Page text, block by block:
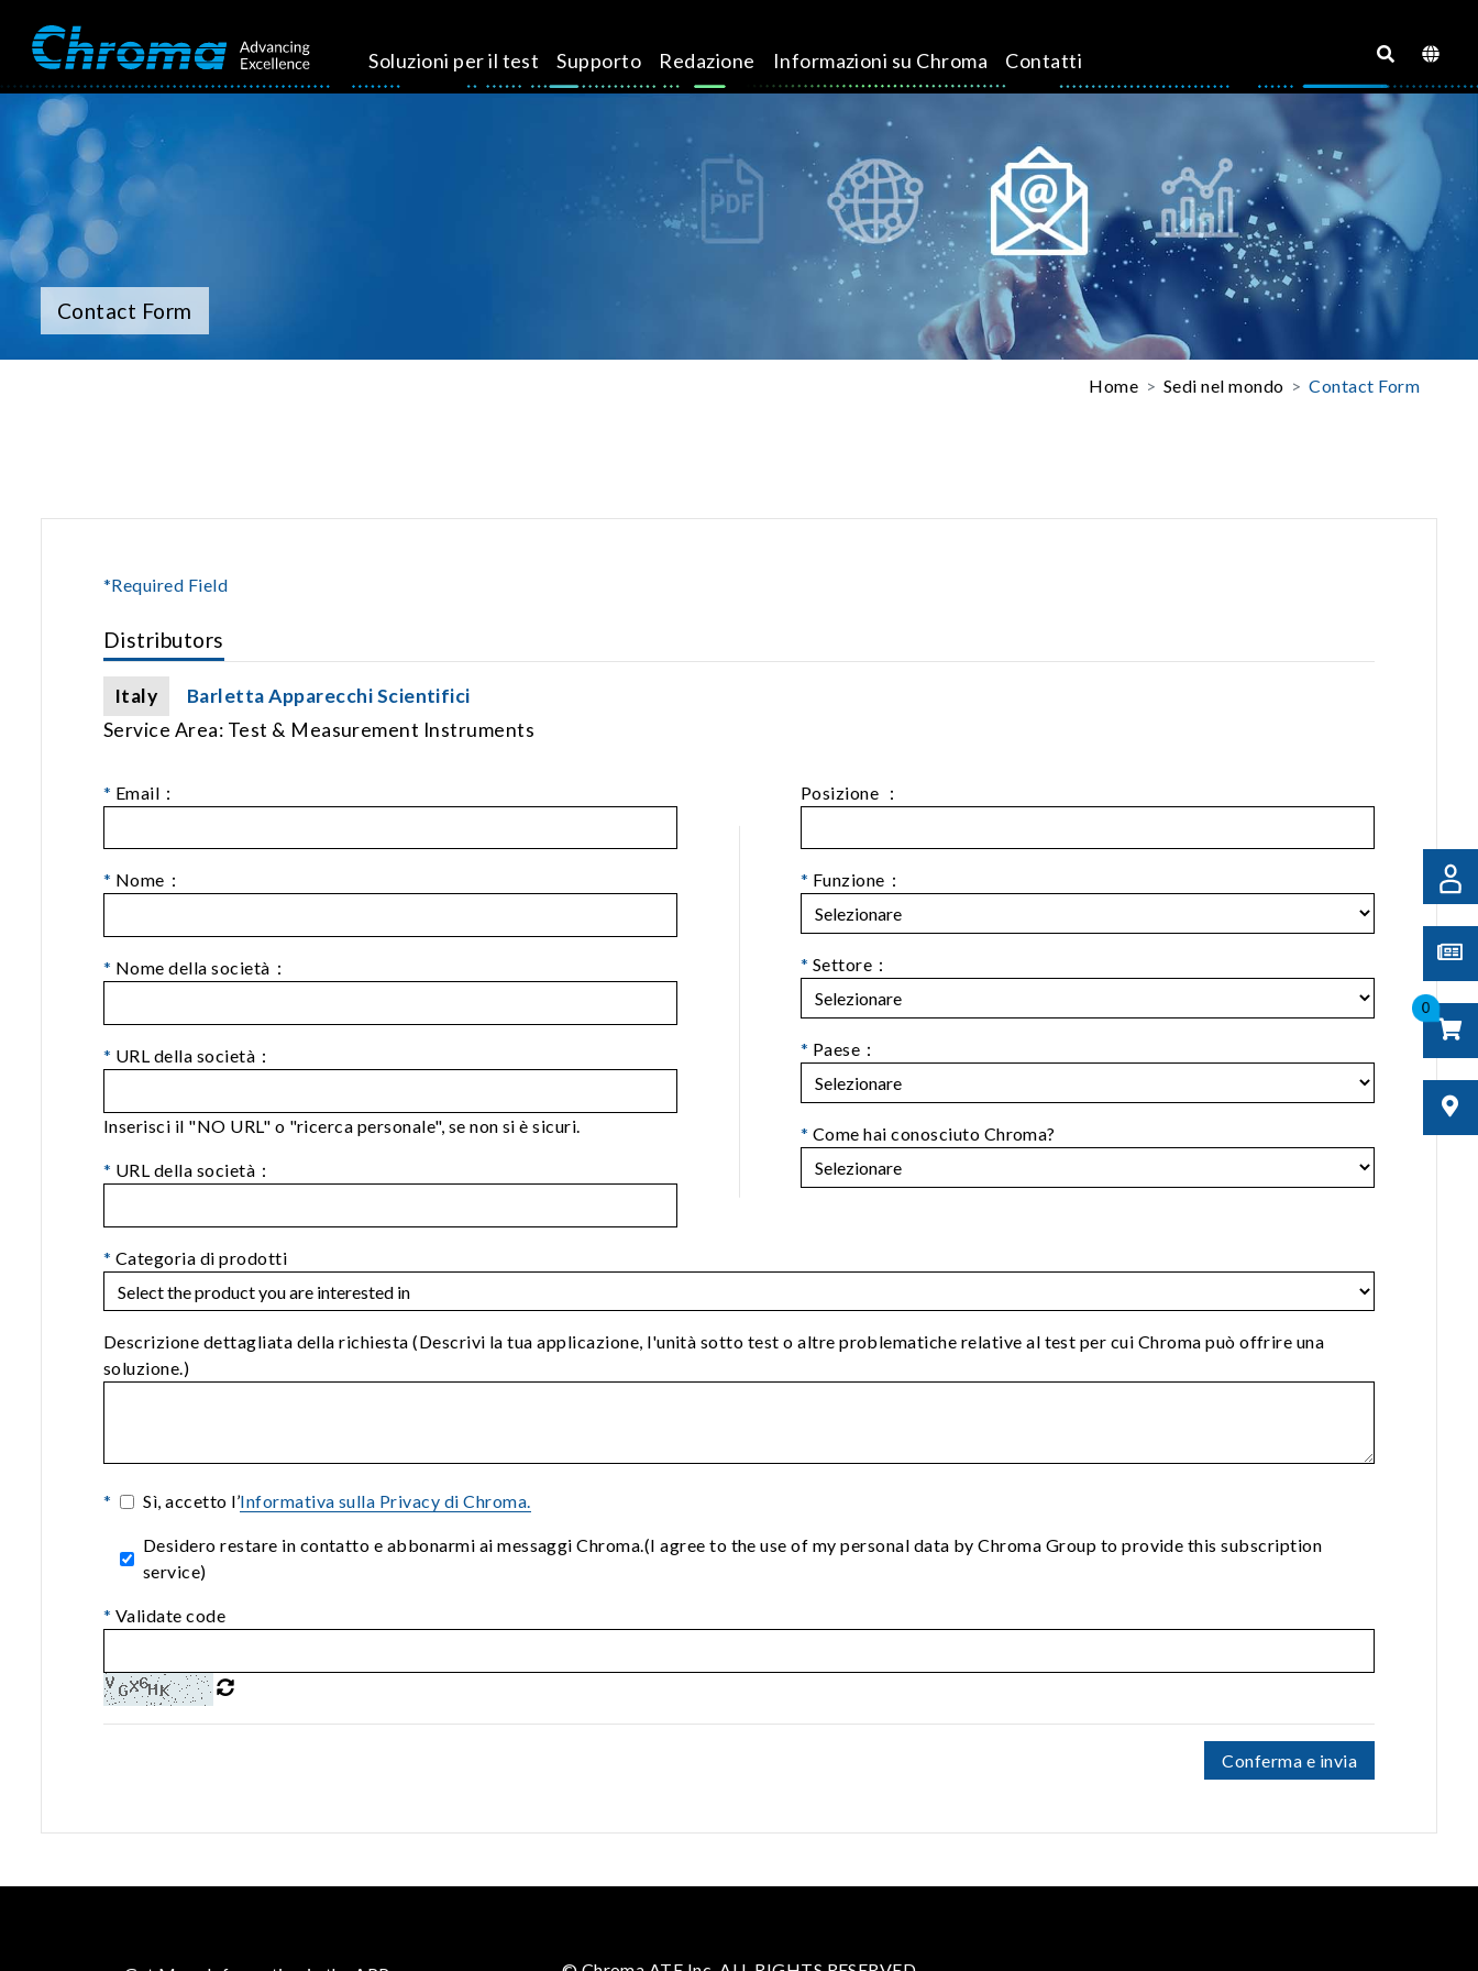
Soluzioni per il test Supporto Redazione Informazioni su Chroma Contatti
0
Contact Form
Home Sedi nel mondo Contact Form
*Required Field
Distributors
Italy
Barletta Apparecchi Scientifici
Service Area: Test & Measurement Instruments
* Email：
* Nome：
* Nome della società：
* URL della società：
Inserisci il "NO URL" o "ricerca personale", se non si è sicuri.
* URL della società：
Posizione ：
* Funzione：
* Settore：
* Paese：
* Come hai conosciuto Chroma?
* Categoria di prodotti
Descrizione dettagliata della richiesta (Descrivi la tua applicazione, l'unità sotto test o altre problematiche relative al test per cui Chroma può offrire una
soluzione.)
* Sì, accetto l’Informativa sulla Privacy di Chroma.
Desidero restare in contatto e abbonarmi ai messaggi Chroma.(I agree to the use of my personal data by Chroma Group to provide this subscription
service)
* Validate code
Conferma e invia